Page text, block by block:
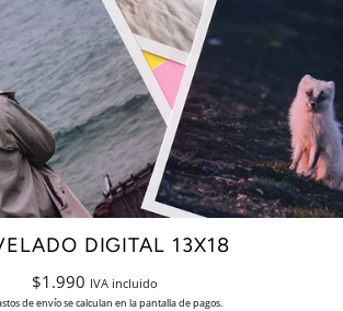
DIGITAL 13X18
Precio
habitual
$1.990 IVA incluido
de envíose calculan en la pantalla de pagos.